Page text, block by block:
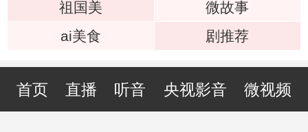
祖国美
微故事
ai美食
剧推荐
首页 直播 听音 央视影音 微视频